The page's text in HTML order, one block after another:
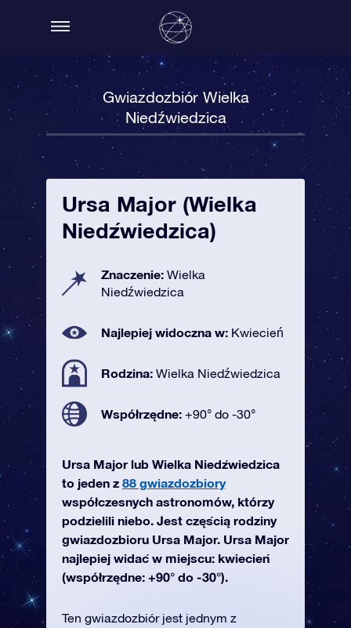
Gwiazdozbiór Wielka
Niedźwiedzica
Ursa Major (Wielka
Niedźwiedzica)
Znaczenie: Wielka
Niedźwiedzica
Najlepiej widoczna w: Kwiecień
Rodzina: Wielka Niedźwiedzica
Współrzędne: +90° do -30°
Ursa Major lub Wielka Niedźwiedzica
to jeden z 88 gwiazdozbiory
współczesnych astronomów, którzy
podzielili niebo. Jest częścią rodziny
gwiazdozbioru Ursa Major. Ursa Major
najlepiej widać w miejscu: kwiecień
(współrzędne: +90° do -30°).
Ten gwiazdozbiór jest jednym z